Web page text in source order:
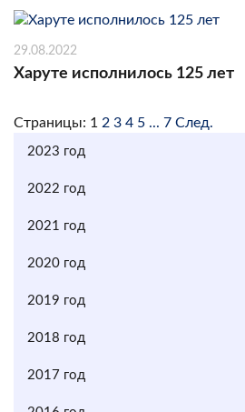
29.08.2022
Харуте исполнилось 125 лет
Страницы: 1 2 3 4 5 ... 7 След.
2023 год
2022 год
2021 год
2020 год
2019 год
2018 год
2017 год